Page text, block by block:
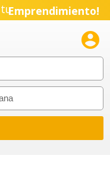
Emprendimiento!
